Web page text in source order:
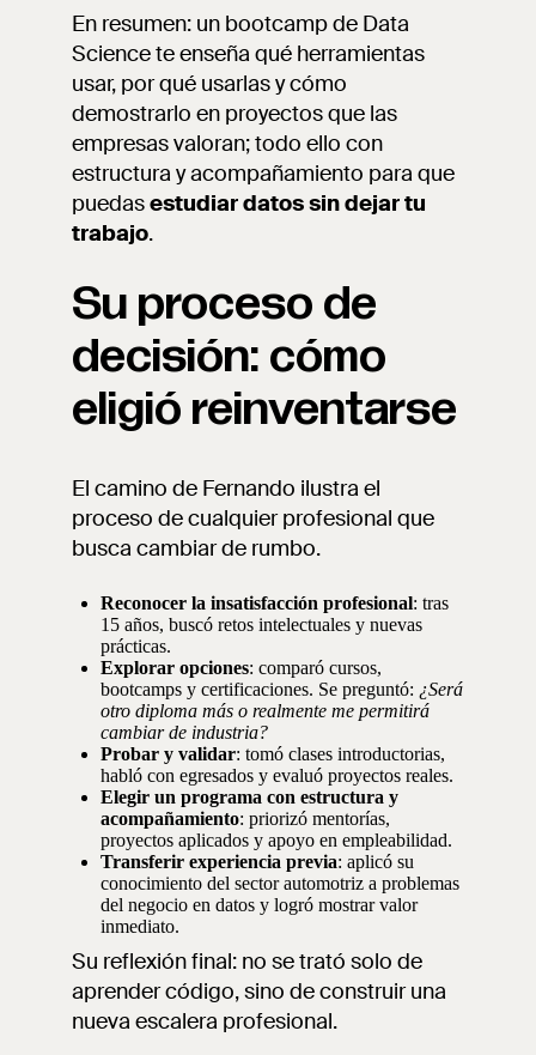
En resumen: un bootcamp de Data
Science te enseña qué herramientas
usar, por qué usarlas y cómo
demostrarlo en proyectos que las
empresas valoran; todo ello con
estructura y acompañamiento para que
puedasestudiar datos sin dejar tu
trabajo.
Su proceso de
decisión: cómo
eligió reinventarse
El camino de Fernando ilustra el
proceso de cualquier profesional que
busca cambiar de rumbo.
Reconocer la insatisfacción profesional: tras
15 años, buscó retos intelectuales y nuevas
prácticas.
Explorar opciones: comparó cursos,
bootcamps y certificaciones. Se preguntó: ¿Será
otro diploma más o realmente me permitirá
cambiar de industria?
Probar y validar: tomó clases introductorias,
habló con egresados y evaluó proyectos reales.
Elegir un programa con estructura y
acompañamiento: priorizó mentorías,
proyectos aplicados y apoyo en empleabilidad.
Transferir experiencia previa: aplicó su
conocimiento del sector automotriz a problemas
del negocio en datos y logró mostrar valor
inmediato.
Su reflexión final: no se trató solo de
aprender código, sino de construir una
nueva escalera profesional.